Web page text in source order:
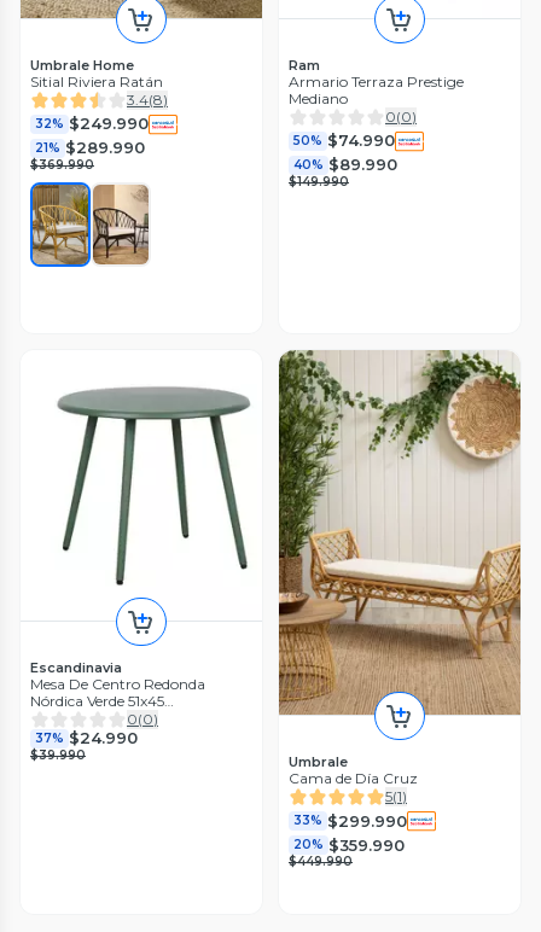
Umbrale Home
Sitial Riviera Ratán
3.4(8)
32% $249.990
21% $289.990
$369.990
Ram
Armario Terraza Prestige
Mediano
0(0)
50% $74.990
40% $89.990
$149.990
Escandinavia
Mesa De Centro Redonda
Nórdica Verde 51x45
Escandinavia 0(0)
37% $24.990
$39.990 Umbrale
Cama de Día Cruz
5(1)
33% $299.990
20% $359.990
$449.990